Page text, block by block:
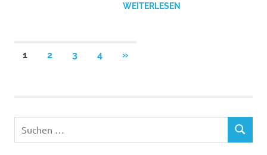
WEITERLESEN
Seitennummerierung
1 2 3 4
NÄCHSTE
»
nach:
SUCHEN